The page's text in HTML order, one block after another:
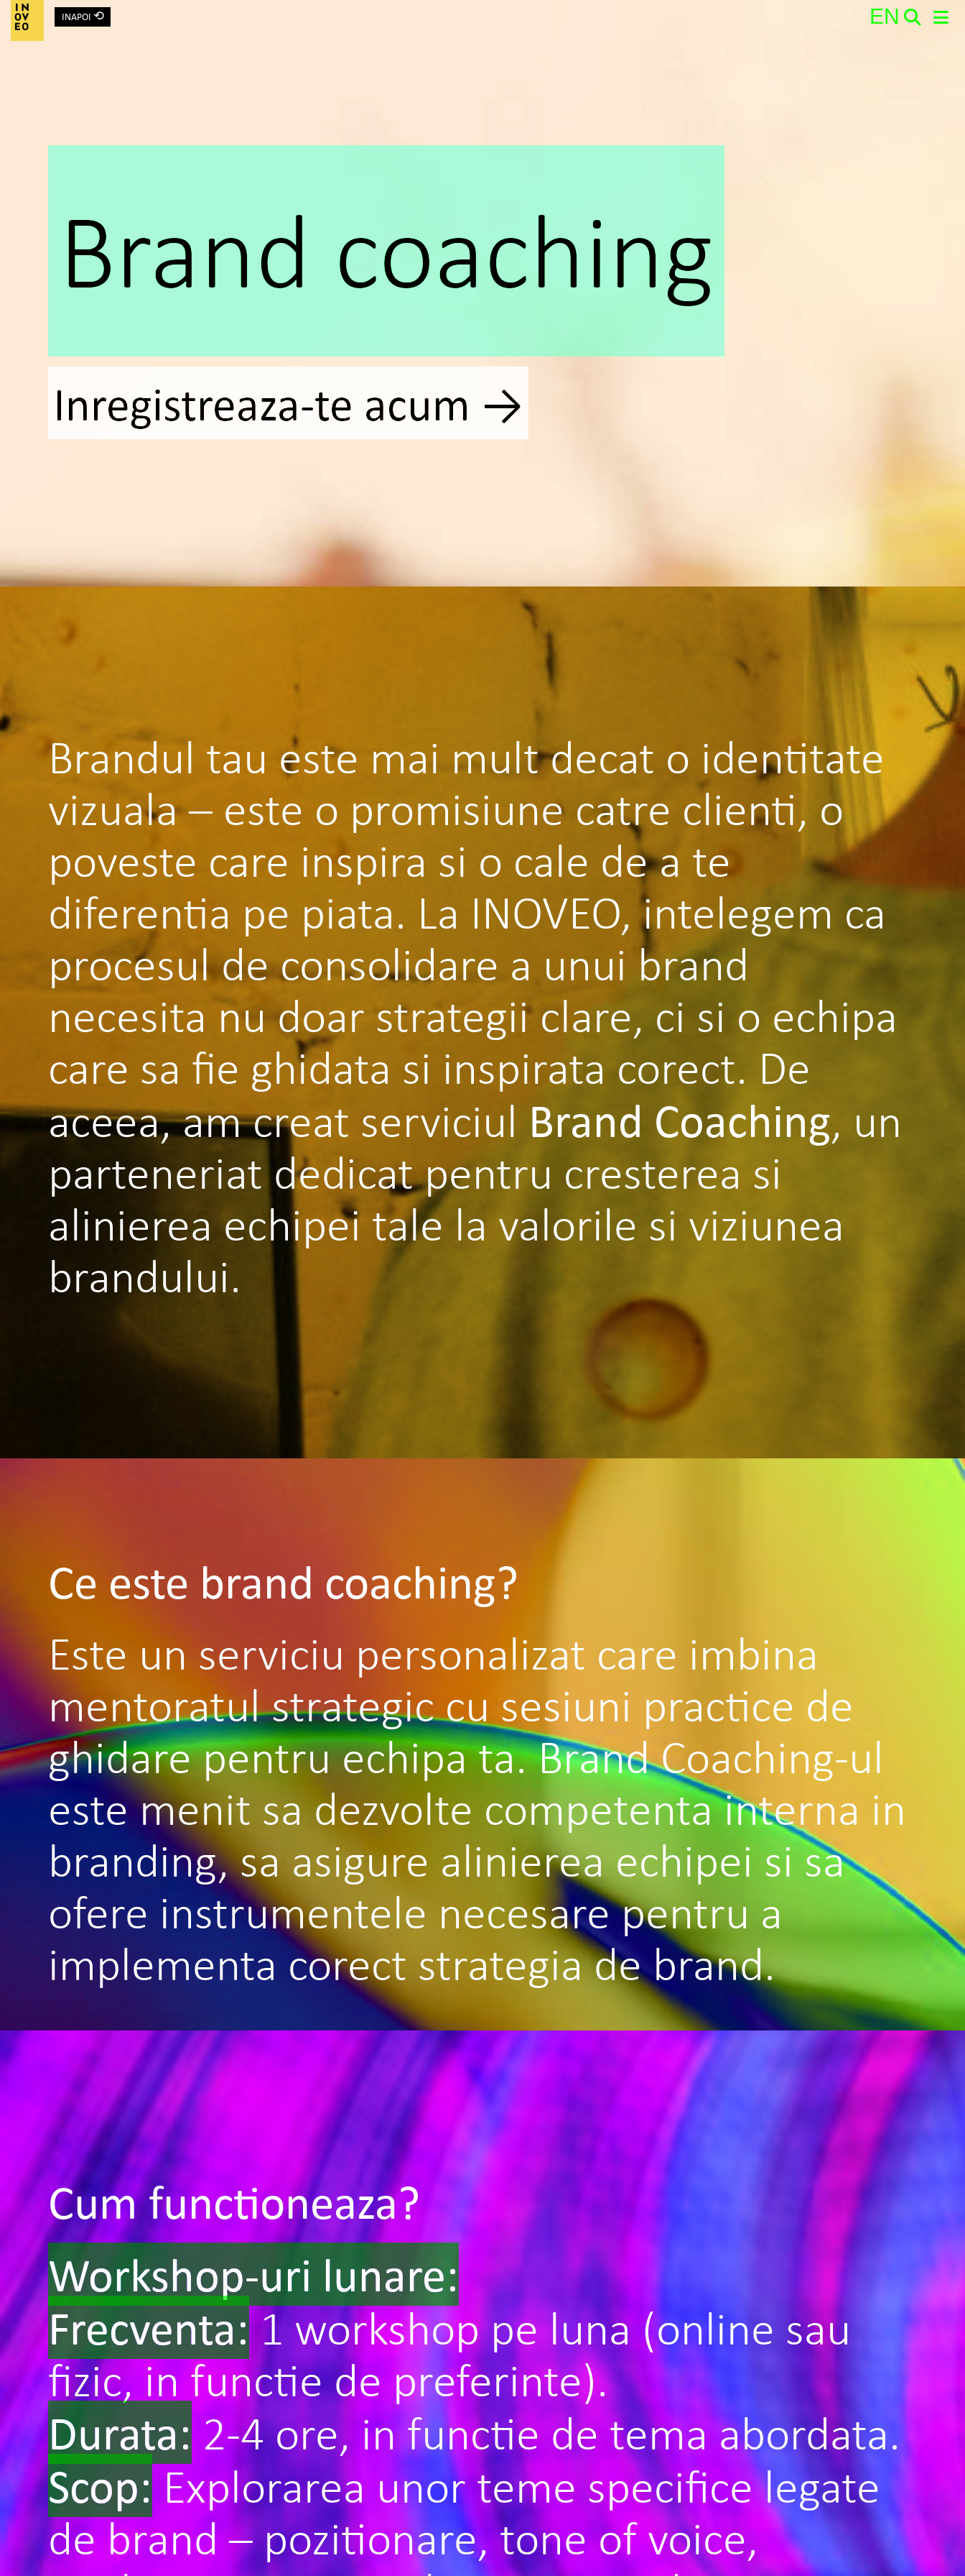
Main Navigation
INAPOI ⟲ EN
Brand coaching
Inregistreaza-te acum →
Brandul tau este mai mult decat o identitate
vizuala – este o promisiune catre clienti, o
poveste care inspira si o cale de a te
diferentia pe piata. La INOVEO, intelegem ca
procesul de consolidare a unui brand
necesita nu doar strategii clare, ci si o echipa
care sa fie ghidata si inspirata corect. De
aceea, am creat serviciul Brand Coaching, un
parteneriat dedicat pentru cresterea si
alinierea echipei tale la valorile si viziunea
brandului.
Ce este brand coaching?
Este un serviciu personalizat care imbina
mentoratul strategic cu sesiuni practice de
ghidare pentru echipa ta. Brand Coaching-ul
este menit sa dezvolte competenta interna in
branding, sa asigure alinierea echipei si sa
ofere instrumentele necesare pentru a
implementa corect strategia de brand.
Cum functioneaza?
Workshop-uri lunare:
Frecventa: 1 workshop pe luna (online sau
fizic, in functie de preferinte).
Durata: 2-4 ore, in functie de tema abordata.
Scop: Explorarea unor teme specifice legate
de brand – pozitionare, tone of voice,